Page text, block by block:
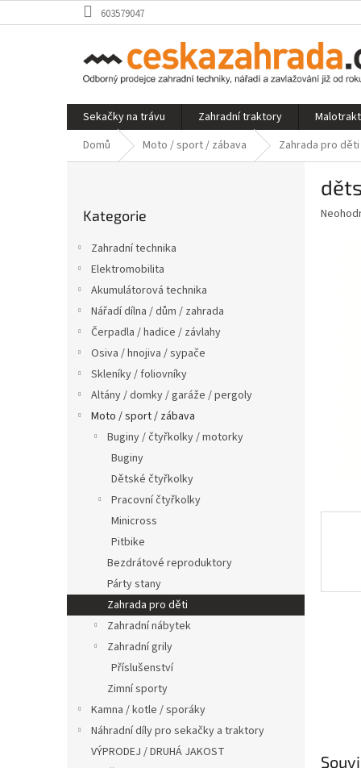
na
603579047
Sekačky na trávu Zahradní traktory
Domů
Moto / sport / zábava Zahrada pro děti
kategorie
Kategorie
Zahradní technika
Elektromobilita
Akumulátorová technika
Nářadí dílna / dům / zahrada
Čerpadla / hadice / závlahy
Osiva / hnojiva / sypače
Skleníky / foliovníky
Altány / domky / garáže / pergoly
Moto / sport / zábava
Buginy / čtyřkolky / motorky
Buginy
Dětské čtyřkolky
Pracovní čtyřkolky
Minicross
Pitbike
Bezdrátové reproduktory
Párty stany
Zahrada pro děti
Zahradní nábytek
Zahradní grily
Příslušenství
Zimní sporty
Kamna / kotle / sporáky
Náhradní díly pro sekačky a traktory
VÝPRODEJ / DRUHÁ JAKOST